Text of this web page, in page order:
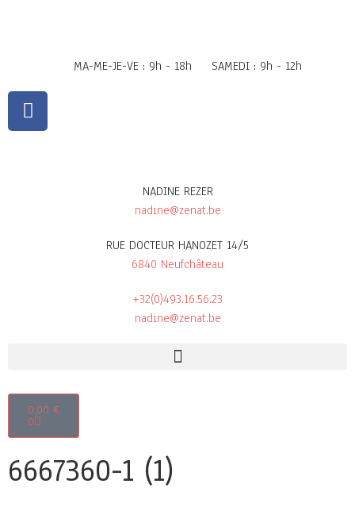
MA-ME-JE-VE : 9h - 18h SAMEDI : 9h - 12h
NADINE REZER
nadine@zenat.be
RUE DOCTEUR HANOZET 14/5
6840 Neufchâteau
+32(0)493.16.56.23
nadine@zenat.be
0,00 €
0
6667360-1 (1)